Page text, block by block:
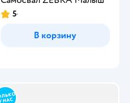
Рейтинг:
5
В корзину